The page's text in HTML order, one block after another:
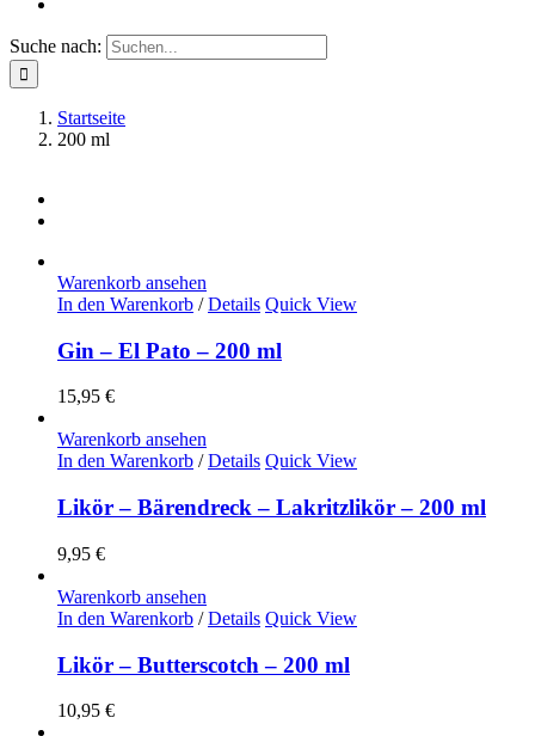
Suche nach:
Startseite
200 ml
Warenkorb ansehen
In den Warenkorb / Details Quick View
Gin – El Pato – 200 ml
15,95 €
Warenkorb ansehen
In den Warenkorb / Details Quick View
Likör – Bärendreck – Lakritzlikör – 200 ml
9,95 €
Warenkorb ansehen
In den Warenkorb / Details Quick View
Likör – Butterscotch – 200 ml
10,95 €